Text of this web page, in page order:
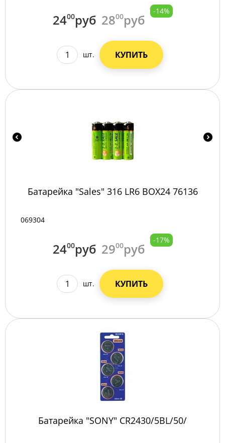
2400руб 2800руб
-14%
шт. КУПИТЬ
Батарейка "Sales" 316 LR6 BOX24 76136
069304
2400руб 2900руб
-17%
шт. КУПИТЬ
Батарейка "SONY" CR2430/5BL/50/